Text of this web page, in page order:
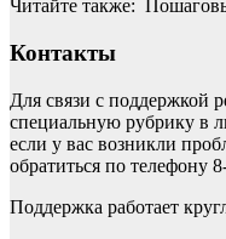
Читайте также:
Контакты
Для связи с поддержкой
специальную рубрику в
если у вас возникли
обратиться по телефону
Поддержка работает